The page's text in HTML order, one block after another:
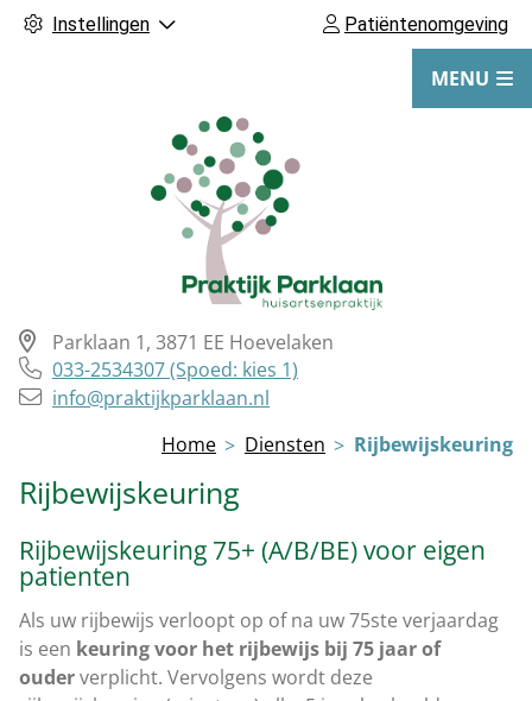
Instellingen Patiëntenomgeving
Parklaan 1, 3871 EE Hoevelaken
Tel:
033-2534307 (Spoed: kies 1)
info@praktijkparklaan.nl
MENU
Home Diensten Rijbewijskeuring
Rijbewijskeuring
Rijbewijskeuring 75+ (A/B/BE) voor eigen
patienten
Als uw rijbewijs verloopt op of na uw 75ste verjaardag
is een keuring voor het rijbewijs bij 75 jaar of
ouderverplicht. Vervolgens wordt deze